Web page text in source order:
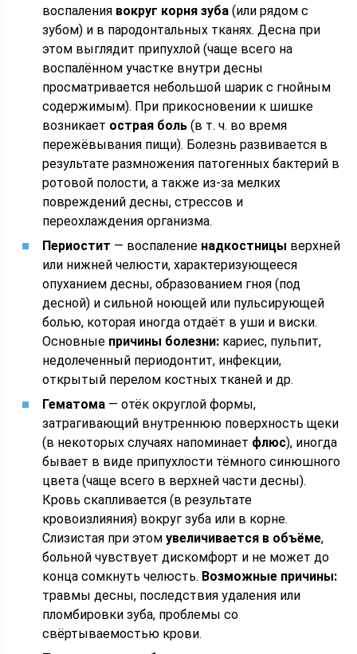
воспаления вокруг корня зуба (или рядом с
зубом) и в пародонтальных тканях. Десна при
этом выглядит припухлой (чаще всего на
воспалённом участке внутри десны
просматривается небольшой шарик с гнойным
содержимым). При прикосновении к шишке
возникает острая боль (в т. ч. во время
пережёвывания пищи). Болезнь развивается в
результате размножения патогенных бактерий в
ротовой полости, а также из-за мелких
повреждений десны, стрессов и
переохлаждения организма.
Периостит — воспаление надкостницы верхней
или нижней челюсти, характеризующееся
опуханием десны, образованием гноя (под
десной) и сильной ноющей или пульсирующей
болью, которая иногда отдаёт в уши и виски.
Основные причины болезни: кариес, пульпит,
недолеченный периодонтит, инфекции,
открытый перелом костных тканей и др.
Гематома — отёк округлой формы,
затрагивающий внутреннюю поверхность щеки
(в некоторых случаях напоминает флюс), иногда
бывает в виде припухлости тёмного синюшного
цвета (чаще всего в верхней части десны).
Кровь скапливается (в результате
кровоизлияния) вокруг зуба или в корне.
Слизистая при этомувеличивается в объёме,
больной чувствует дискомфорт и не может до
конца сомкнуть челюсть. Возможные причины:
травмы десны, последствия удаления или
пломбировки зуба, проблемы со
свёртываемостью крови.